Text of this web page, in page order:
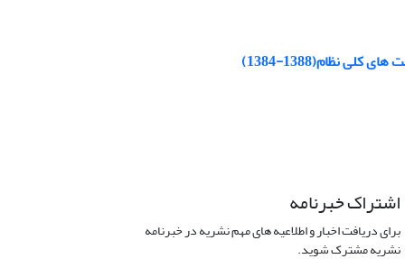
نظام(1388-1384)
اشتراک خبرنامه
برای دریافت اخبار و اطلاعیه های مهم نشریه در خبرنامه
نشریه مشترک شوید.